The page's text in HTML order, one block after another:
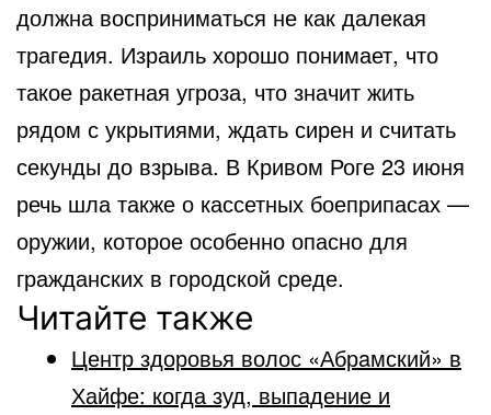
должна восприниматься не как далекая
трагедия. Израиль хорошо понимает, что
такое ракетная угроза, что значит жить
рядом с укрытиями, ждать сирен и считать
секунды до взрыва. В Кривом Роге 23 июня
речь шла также о кассетных боеприпасах —
оружии, которое особенно опасно для
гражданских в городской среде.
Читайте также
Центр здоровья волос «Абрaмский» в
Хайфе: когда зуд, выпадение и